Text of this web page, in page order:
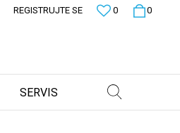
0
0
REGISTRUJTE SE
SERVIS